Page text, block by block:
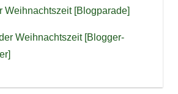
Weihnachtszeit [Blogparade]
Weihnachtszeit [Blogger-